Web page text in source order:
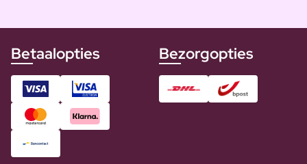
Betaalopties Bezorgopties